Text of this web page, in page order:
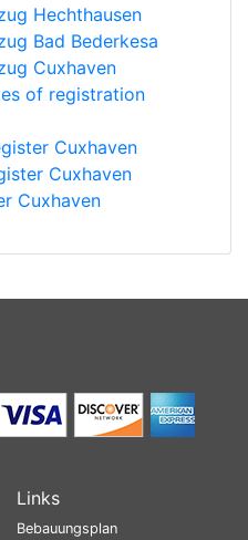
Hechthausen
Bad Bederkesa
Cuxhaven
of registration
Cuxhaven
Cuxhaven
Cuxhaven
Links
Bebauungsplan